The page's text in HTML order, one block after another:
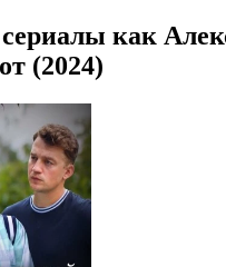
как
(2024)